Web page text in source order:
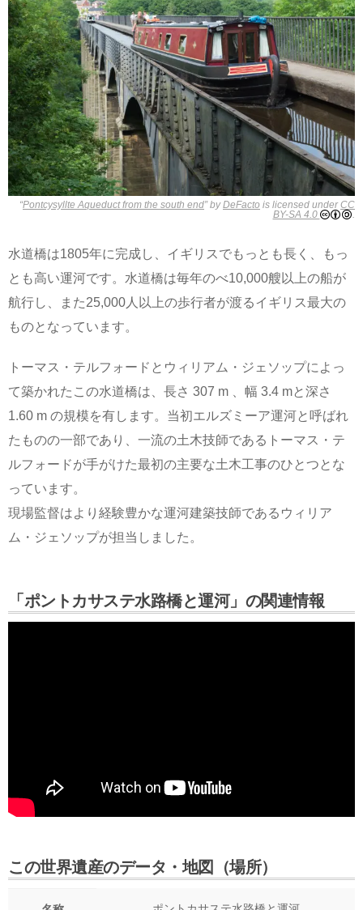
“Pontcysyllte Aqueduct from the south end” byDeFacto is licensed underCC
BY-SA 4.0
水道橋は1805年に完成し、イギリスでもっとも長く、もっ
とも高い運河です。水道橋は毎年のべ10,000艘以上の船が
航行し、また25,000人以上の歩行者が渡るイギリス最大の
ものとなっています。
トーマス・テルフォードとウィリアム・ジェソップによっ
て築かれたこの水道橋は、長さ 307 m 、幅 3.4 mと深さ
1.60 m の規模を有します。当初エルズミーア運河と呼ばれ
たものの一部であり、一流の土木技師であるトーマス・テ
ルフォードが手がけた最初の主要な土木工事のひとつとな
っています。
現場監督はより経験豊かな運河建築技師であるウィリア
ム・ジェソップが担当しました。
「ポントカサステ水路橋と運河」の関連情報
この世界遺産のデータ・地図（場所）